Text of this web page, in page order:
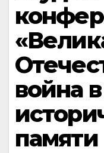
война в